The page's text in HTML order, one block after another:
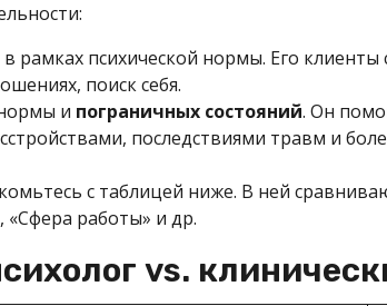
в рамках психической нормы. Его клиенты
поиск себя.
и пограничных состояний. Он
последствиями травм и
с таблицей ниже. В ней
«Сфера работы» и др.
vs.